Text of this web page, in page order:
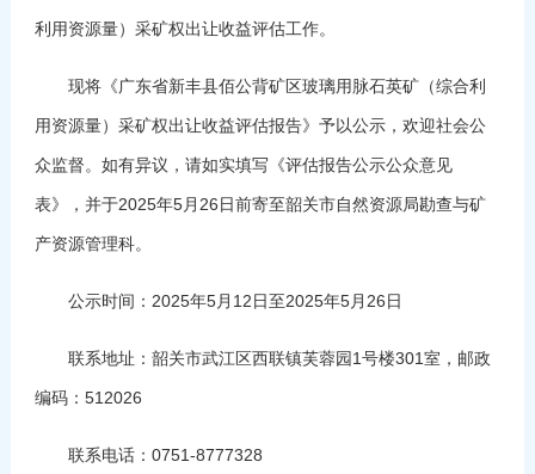
利用资源量）采矿权出让收益评估工作。
现将《广东省新丰县佰公背矿区玻璃用脉石英矿（综合利
用资源量）采矿权出让收益评估报告》予以公示，欢迎社会公
众监督。如有异议，请如实填写《评估报告公示公众意见
表》，并于2025年5月26日前寄至韶关市自然资源局勘查与矿
产资源管理科。
公示时间：2025年5月12日至2025年5月26日
联系地址：韶关市武江区西联镇芙蓉园1号楼301室，邮政
编码：512026
联系电话：0751-8777328